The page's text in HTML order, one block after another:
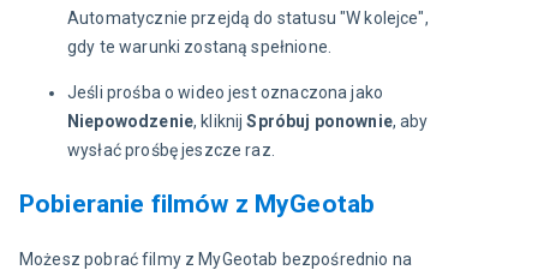
Automatycznie przejdą do statusu "W kolejce",
gdy te warunki zostaną spełnione.
Jeśli prośba o wideo jest oznaczona jako
Niepowodzenie, kliknijSpróbuj ponownie, aby
wysłać prośbę jeszcze raz.
Pobieranie filmów z MyGeotab
Możesz pobrać filmy z MyGeotab bezpośrednio na